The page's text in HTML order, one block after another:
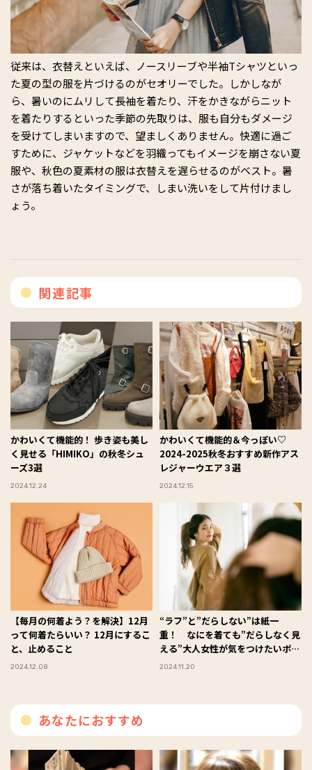
従来は、衣替えといえば、ノースリーブや半袖Tシャツといっ
た夏の型の服を片づけるのがセオリーでした。しかしなが
ら、暑いのにムリして長袖を着たり、汗をかきながらニット
を着たりするといった季節の先取りは、服も自分もダメージ
を受けてしまいますので、望ましくありません。快適に過ご
すために、ジャケットなどを羽織ってもイメージを崩さない夏
服や、秋色の夏素材の服は衣替えを遅らせるのがベスト。暑
さが落ち着いたタイミングで、しまい洗いをして片付けまし
ょう。
関連記事
かわいくて機能的！ 歩き姿も美し
く見せる「HIMIKO」の秋冬シュ
ーズ3選
2024.12.24
かわいくて機能的＆今っぽい♡
2024-2025秋冬おすすめ新作アス
レジャーウエア３選
2024.12.15
【毎月の何着よう？を解決】12月
って何着たらいい？ 12月にするこ
と、止めること
2024.12.08
“ラフ”と”だらしない”は紙一
重！ なにを着ても”だらしなく見
える”大人女性が気をつけたいポイ
ント
2024.11.20
あなたにおすすめ